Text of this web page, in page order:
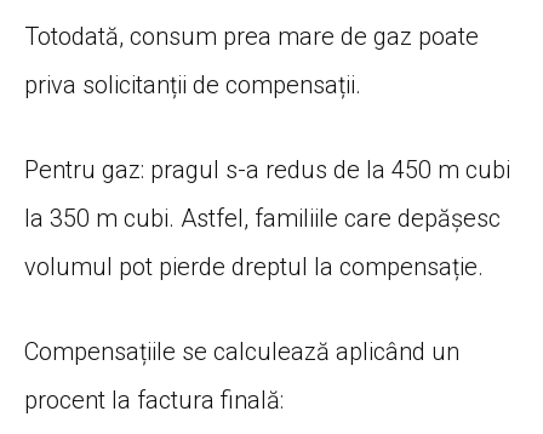
Totodată, consum prea mare de gaz poate
priva solicitanții de compensații.
Pentru gaz: pragul s-a redus de la 450 m cubi
la 350 m cubi. Astfel, familiile care depășesc
volumul pot pierde dreptul la compensație.
Compensațiile se calculează aplicând un
procent la factura finală: